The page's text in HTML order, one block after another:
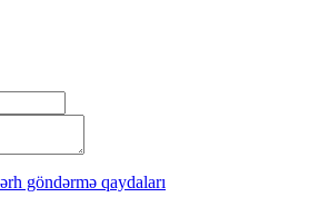
göndərmə qaydaları